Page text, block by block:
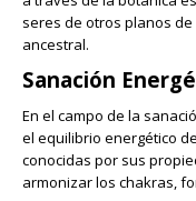
seres de otros planos
ancestral.
Sanación
En el campo de la
el equilibrio energético
conocidas por sus
armonizar los chakras,